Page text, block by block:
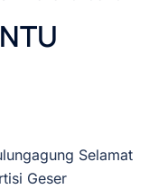
Selamat
Geser